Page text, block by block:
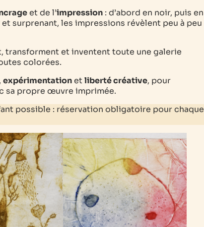
et de l’impression : d’abord en noir, puis en
surprenant, les impressions révèlent peu à peu
transforment et inventent toute une galerie
colorées.
, expérimentationet liberté créative, pour
sa propre œuvre imprimée.
possible : réservation obligatoire pour chaque